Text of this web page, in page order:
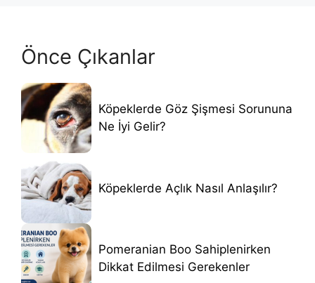
Önce Çıkanlar
Köpeklerde Göz Şişmesi Sorununa
Ne İyi Gelir?
Köpeklerde Açlık Nasıl Anlaşılır?
Pomeranian Boo Sahiplenirken
Dikkat Edilmesi Gerekenler